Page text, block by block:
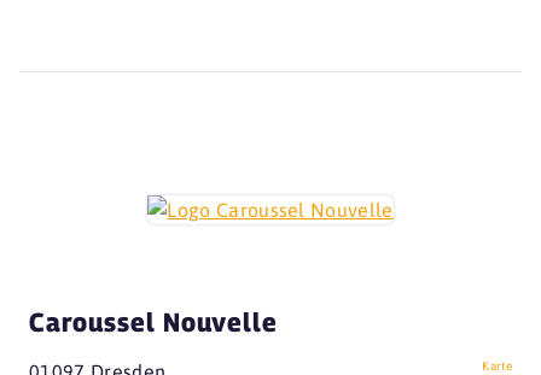
Caroussel Nouvelle
Karte